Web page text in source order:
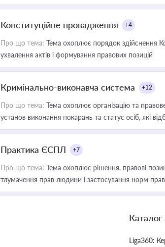
Конституційне провадження +4
Про що тема: Тема охоплює порядок здійснення
ухвалення актів і формування правових позицій
Кримінально-виконавча система +12
Про що тема: Тема охоплює організацію та
установ виконання покарань та статус осіб, які
Практика ЄСПЛ +7
Про що тема: Тема охоплює рішення, правові
тлумачення прав людини і застосування норм
Каталог
Liga360: